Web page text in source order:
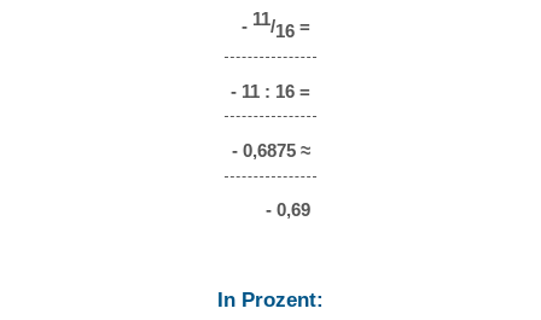
- 11/16 =
- 11 : 16 =
- 0,6875 ≈
- 0,69
In Prozent: